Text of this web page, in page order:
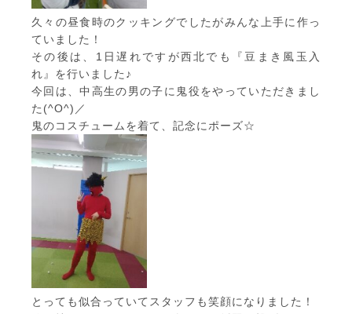
久々の昼食時のクッキングでしたがみんな上手に作っ
ていました！
その後は、1日遅れですが西北でも『豆まき風玉入
れ』を行いました♪
今回は、中高生の男の子に鬼役をやっていただきまし
た(^O^)／
鬼のコスチュームを着て、記念にポーズ☆
とっても似合っていてスタッフも笑顔になりました！